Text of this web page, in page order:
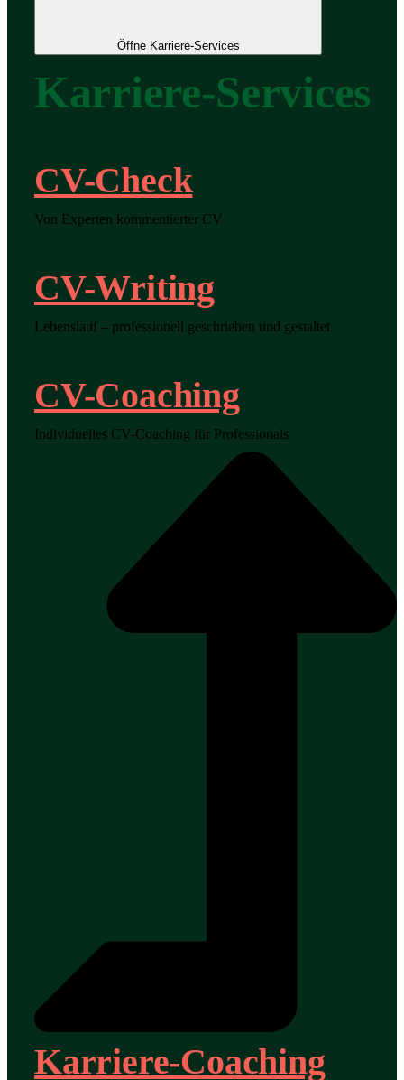
Öffne Karriere-Services
Karriere-Services
CV-Check
Von Experten kommentierter CV
CV-Writing
Lebenslauf – professionell geschrieben und gestaltet
CV-Coaching
Individuelles CV-Coaching für Professionals
Karriere-Coaching